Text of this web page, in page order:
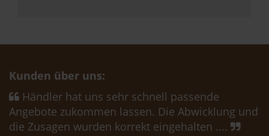
Kunden über uns:
Händler hat uns sehr schnell passende
Angebote zukommen lassen. Die Abwicklung und
die Zusagen wurden korrekt eingehalten ....